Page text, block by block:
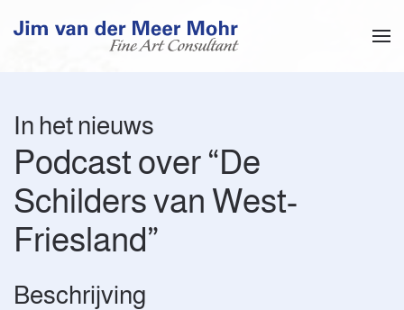
Overslaan en naar de inhoud gaan
In het nieuws
Podcast over “De
Schilders van West-
Friesland”
Beschrijving